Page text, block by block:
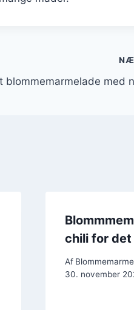
blommemarmelade med
chili for
Af
30. november